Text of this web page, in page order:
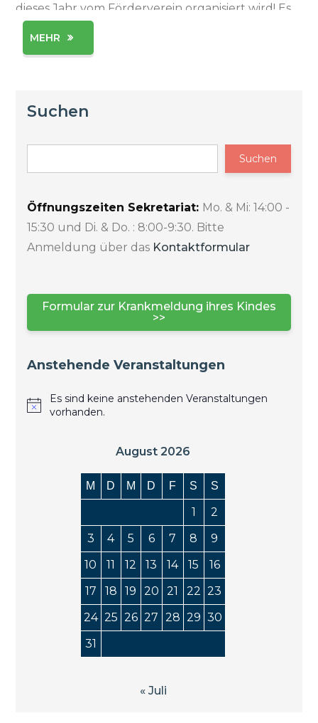
dieses Jahr vom Förderverein organisiert wird! Es
wird ein Tag voller Freude, Gemeinschaft und
MEHR
Suchen
Suchen
Öffnungszeiten Sekretariat: Mo. & Mi: 14:00 -
15:30 und Di. & Do. : 8:00-9:30. Bitte
Anmeldung über das Kontaktformular
Formular zur Krankmeldung ihres Kindes
>>
Anstehende Veranstaltungen
Es sind keine anstehenden Veranstaltungen
vorhanden.
August 2026
M D M D F S S
1
2
3
4 5 6 7 8
9
10
11 12 13 14 15
16
17
18 19 20 21 22 23
24 25 26 27 28 29 30
31
« Juli